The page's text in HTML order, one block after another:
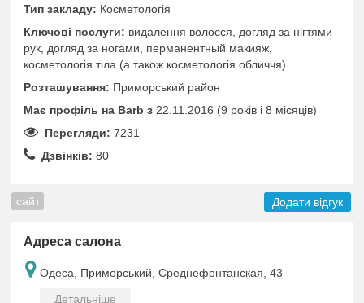
Тип закладу: Косметологія
Ключові послуги: видалення волосся, догляд за нігтями
рук, догляд за ногами, перманентный макияж,
косметологія тіла (а також косметологія обличчя)
Розташування: Приморський район
Має профіль на Barb з 22.11.2016 (9 років i 8 місяців)
Перегляди: 7231
Дзвінків: 80
сайт Додати відгук
Адреса салона
Одеса, Приморський, Среднефонтанская, 43
Детальніше